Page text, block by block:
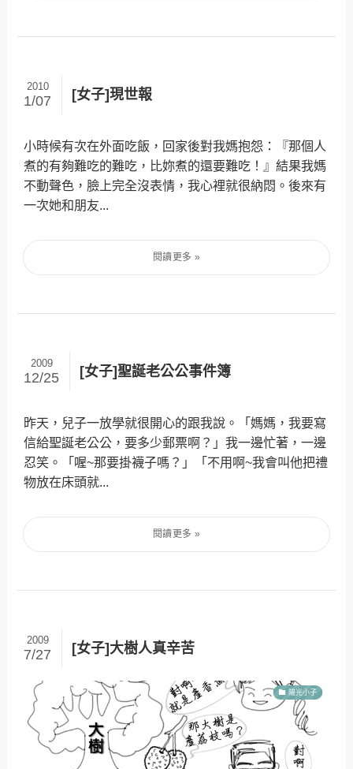
[女子]現世報
2010
1/07
小時候有次在外面吃飯，回家後對我媽抱怨：『那個人
煮的有夠難吃的難吃，比妳煮的還要難吃！』結果我媽
不動聲色，臉上完全沒表情，我心裡就很納悶。後來有
一次她和朋友...
[女子]聖誕老公公事件簿
2009
12/25
昨天，兒子一放學就很開心的跟我說。「媽媽，我要寫
信給聖誕老公公，要多少郵票啊？」我一邊忙著，一邊
忍笑。「喔~那要掛襪子嗎？」「不用啊~我會叫他把禮
物放在床頭就...
[女子]大樹人真辛苦
2009
7/27
陽光小子